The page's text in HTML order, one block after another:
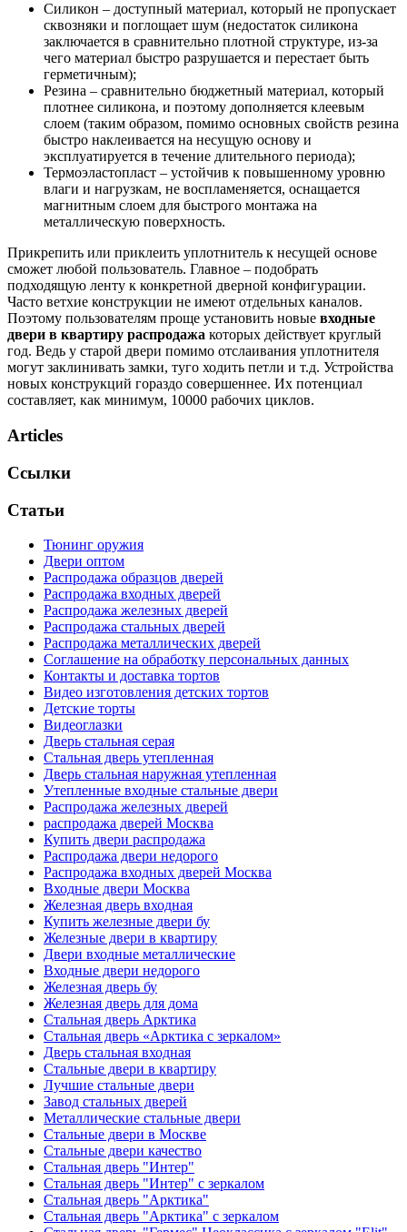
Силикон – доступный материал, который не пропускает
сквозняки и поглощает шум (недостаток силикона
заключается в сравнительно плотной структуре, из-за
чего материал быстро разрушается и перестает быть
герметичным);
Резина – сравнительно бюджетный материал, который
плотнее силикона, и поэтому дополняется клеевым
слоем (таким образом, помимо основных свойств резина
быстро наклеивается на несущую основу и
эксплуатируется в течение длительного периода);
Термоэластопласт – устойчив к повышенному уровню
влаги и нагрузкам, не воспламеняется, оснащается
магнитным слоем для быстрого монтажа на
металлическую поверхность.
Прикрепить или приклеить уплотнитель к несущей основе
сможет любой пользователь. Главное – подобрать
подходящую ленту к конкретной дверной конфигурации.
Часто ветхие конструкции не имеют отдельных каналов.
Поэтому пользователям проще установить новые входные
двери в квартиру распродажа которых действует круглый
год. Ведь у старой двери помимо отслаивания уплотнителя
могут заклинивать замки, туго ходить петли и т.д. Устройства
новых конструкций гораздо совершеннее. Их потенциал
составляет, как минимум, 10000 рабочих циклов.
Articles
Ссылки
Статьи
Тюнинг оружия
Двери оптом
Распродажа образцов дверей
Распродажа входных дверей
Распродажа железных дверей
Распродажа стальных дверей
Распродажа металлических дверей
Соглашение на обработку персональных данных
Контакты и доставка тортов
Видео изготовления детских тортов
Детские торты
Видеоглазки
Дверь стальная серая
Стальная дверь утепленная
Дверь стальная наружная утепленная
Утепленные входные стальные двери
Распродажа железных дверей
распродажа дверей Москва
Купить двери распродажа
Распродажа двери недорого
Распродажа входных дверей Москва
Входные двери Москва
Железная дверь входная
Купить железные двери бу
Железные двери в квартиру
Двери входные металлические
Входные двери недорого
Железная дверь бу
Железная дверь для дома
Стальная дверь Арктика
Стальная дверь «Арктика с зеркалом»
Дверь стальная входная
Стальные двери в квартиру
Лучшие стальные двери
Завод стальных дверей
Металлические стальные двери
Стальные двери в Москве
Стальные двери качество
Стальная дверь "Интер"
Стальная дверь "Интер" с зеркалом
Стальная дверь "Арктика"
Стальная дверь "Арктика" с зеркалом